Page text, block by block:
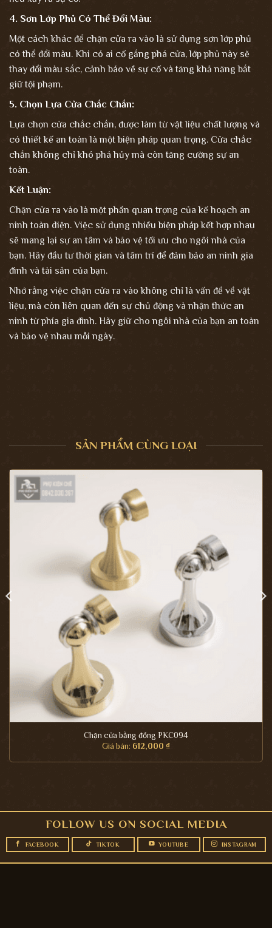
4. Sơn Lớp Phủ Có Thể Đổi Màu:
Một cách khác để chặn cửa ra vào là sử dụng sơn lớp phủ
có thể đổi màu. Khi có ai cố gắng phá cửa, lớp phủ này sẽ
thay đổi màu sắc, cảnh báo về sự cố và tăng khả năng bắt
giữ tội phạm.
5. Chọn Lựa Cửa Chắc Chắn:
Lựa chọn cửa chắc chắn, được làm từ vật liệu chất lượng và
có thiết kế an toàn là một biện pháp quan trọng. Cửa chắc
chắn không chỉ khó phá hủy mà còn tăng cường sự an
toàn.
Kết Luận:
Chặn cửa ra vào là một phần quan trọng của kế hoạch an
ninh toàn diện. Việc sử dụng nhiều biện pháp kết hợp nhau
sẽ mang lại sự an tâm và bảo vệ tối ưu cho ngôi nhà của
bạn. Hãy đầu tư thời gian và tâm trí để đảm bảo an ninh gia
đình và tài sản của bạn.
Nhớ rằng việc chặn cửa ra vào không chỉ là vấn đề về vật
liệu, mà còn liên quan đến sự chủ động và nhận thức an
ninh từ phía gia đình. Hãy giữ cho ngôi nhà của bạn an toàn
và bảo vệ nhau mỗi ngày.
SẢN PHẨM CÙNG LOẠI
Chặn cửa bằng đồng PKC094
Giá bán: 612,000 ₫
FOLLOW US ON SOCIAL MEDIA
FACEBOOK TIKTOK YOUTUBE INSTAGRAM